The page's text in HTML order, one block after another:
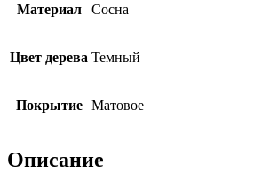
Материал Сосна
Цвет дерева Темный
Покрытие Матовое
Описание